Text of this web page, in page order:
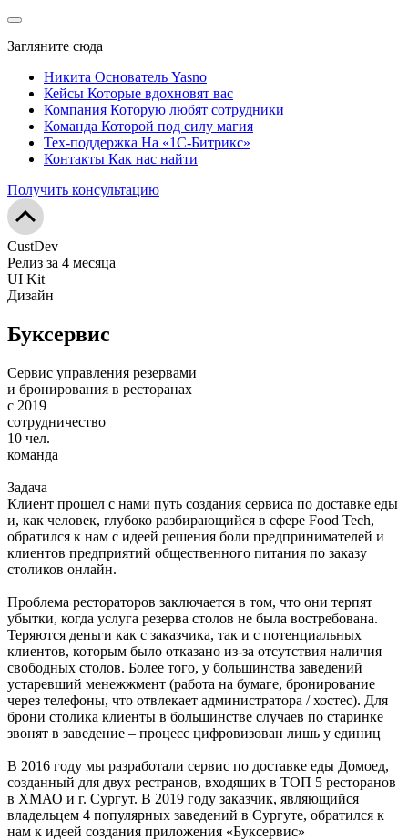
Загляните сюда
Никита Основатель Yasno
Кейсы Которые вдохновят вас
Компания Которую любят сотрудники
Команда Которой под силу магия
Тех-поддержка На «1С-Битрикс»
Контакты Как нас найти
Получить консультацию
CustDev
Релиз за 4 месяца
UI Kit
Дизайн
Буксервис
Сервис управления резервами
и бронирования в ресторанах
с 2019
сотрудничество
10 чел.
команда
Задача
Клиент прошел с нами путь создания сервиса по доставке еды
и, как человек, глубоко разбирающийся в сфере Food Tech,
обратился к нам с идеей решения боли предпринимателей и
клиентов предприятий общественного питания по заказу
столиков онлайн.
Проблема рестораторов заключается в том, что они терпят
убытки, когда услуга резерва столов не была востребована.
Теряются деньги как с заказчика, так и с потенциальных
клиентов, которым было отказано из-за отсутствия наличия
свободных столов. Более того, у большинства заведений
устаревший менежжмент (работа на бумаге, бронирование
через телефоны, что отвлекает администратора / хостес). Для
брони столика клиенты в большинстве случаев по старинке
звонят в заведение – процесс цифровизован лишь у единиц
В 2016 году мы разработали сервис по доставке еды Домоед,
созданный для двух рестранов, входящих в ТОП 5 ресторанов
в ХМАО и г. Сургут. В 2019 году заказчик, являющийся
владельцем 4 популярных заведений в Сургуте, обратился к
нам к идеей создания приложения «Буксервис»